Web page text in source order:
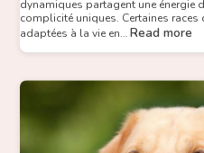
dynamiques partagent une énergie
complicité uniques. Certaines
adaptées à la vie en…Read more